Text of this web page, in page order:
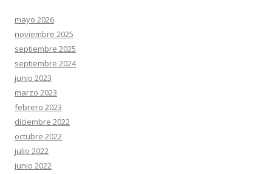
mayo 2026
noviembre 2025
septiembre 2025
septiembre 2024
junio 2023
marzo 2023
febrero 2023
diciembre 2022
octubre 2022
julio 2022
junio 2022